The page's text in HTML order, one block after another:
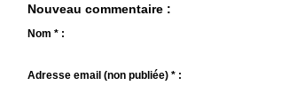
Nouveau commentaire :
Nom * :
Adresse email (non publiée) * :